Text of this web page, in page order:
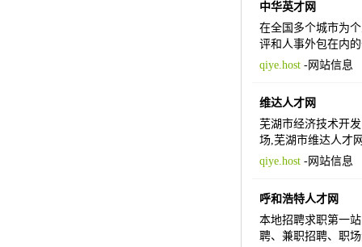
中华英才网
在全国多个城市为
评和人事外包在内
qiye.host-网站信息
维达人才网
芜湖市经济技术开
场,芜湖市维达人才
qiye.host-网站信息
呼和浩特人才网
本地招聘求职第一
聘、兼职招聘、职